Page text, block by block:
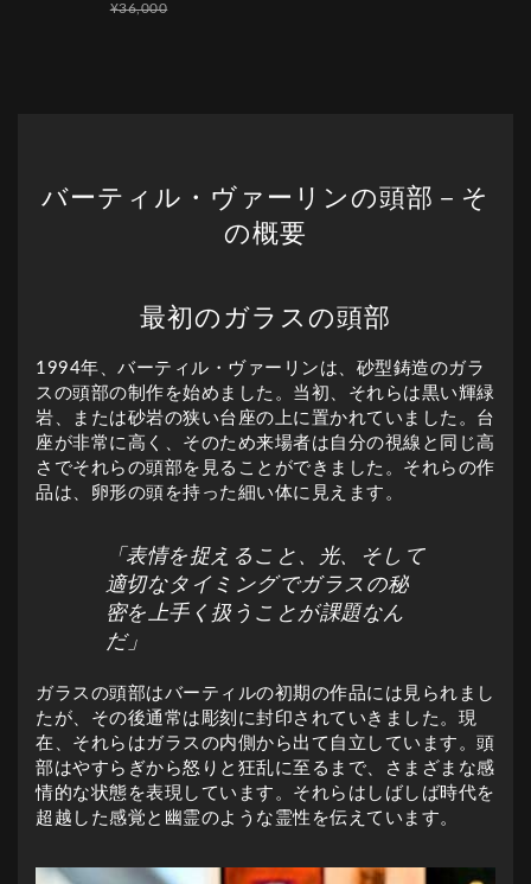
¥36,000
バーティル・ヴァーリンの頭部－そ
の概要
最初のガラスの頭部
1994年、バーティル・ヴァーリンは、砂型鋳造のガラ
スの頭部の制作を始めました。当初、それらは黒い輝緑
岩、または砂岩の狭い台座の上に置かれていました。台
座が非常に高く、そのため来場者は自分の視線と同じ高
さでそれらの頭部を見ることができました。それらの作
品は、卵形の頭を持った細い体に見えます。
「表情を捉えること、光、そして
適切なタイミングでガラスの秘
密を上手く扱うことが課題なん
だ」
ガラスの頭部はバーティルの初期の作品には見られまし
たが、その後通常は彫刻に封印されていきました。現
在、それらはガラスの内側から出て自立しています。頭
部はやすらぎから怒りと狂乱に至るまで、さまざまな感
情的な状態を表現しています。それらはしばしば時代を
超越した感覚と幽霊のような霊性を伝えています。